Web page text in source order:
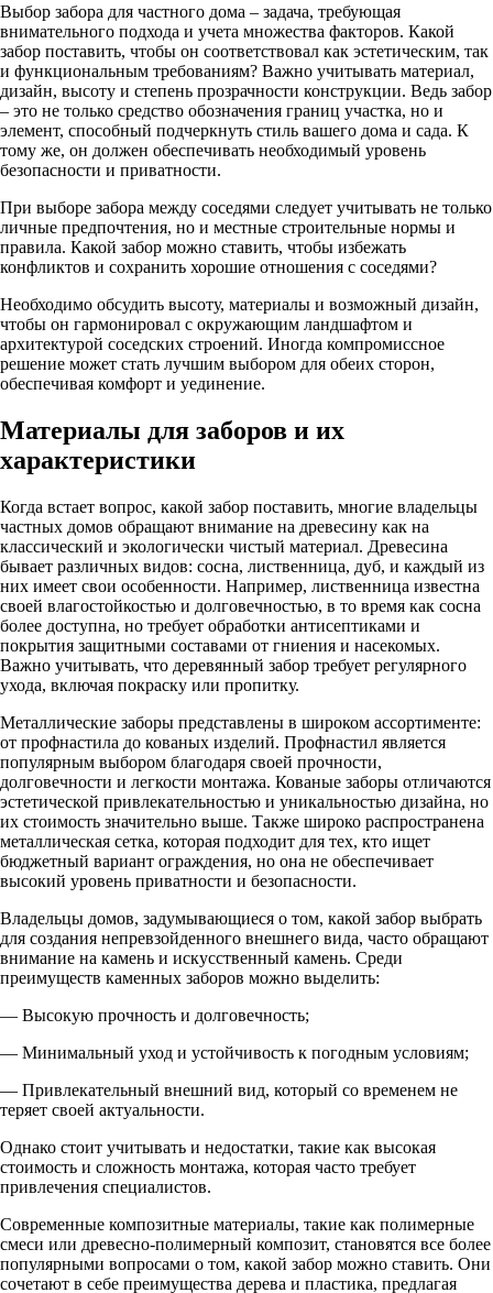
Выбор забора для частного дома – задача, требующая
внимательного подхода и учета множества факторов. Какой
забор поставить, чтобы он соответствовал как эстетическим, так
и функциональным требованиям? Важно учитывать материал,
дизайн, высоту и степень прозрачности конструкции. Ведь забор
– это не только средство обозначения границ участка, но и
элемент, способный подчеркнуть стиль вашего дома и сада. К
тому же, он должен обеспечивать необходимый уровень
безопасности и приватности.
При выборе забора между соседями следует учитывать не только
личные предпочтения, но и местные строительные нормы и
правила. Какой забор можно ставить, чтобы избежать
конфликтов и сохранить хорошие отношения с соседями?
Необходимо обсудить высоту, материалы и возможный дизайн,
чтобы он гармонировал с окружающим ландшафтом и
архитектурой соседских строений. Иногда компромиссное
решение может стать лучшим выбором для обеих сторон,
обеспечивая комфорт и уединение.
Материалы для заборов и их
характеристики
Когда встает вопрос, какой забор поставить, многие владельцы
частных домов обращают внимание на древесину как на
классический и экологически чистый материал. Древесина
бывает различных видов: сосна, лиственница, дуб, и каждый из
них имеет свои особенности. Например, лиственница известна
своей влагостойкостью и долговечностью, в то время как сосна
более доступна, но требует обработки антисептиками и
покрытия защитными составами от гниения и насекомых.
Важно учитывать, что деревянный забор требует регулярного
ухода, включая покраску или пропитку.
Металлические заборы представлены в широком ассортименте:
от профнастила до кованых изделий. Профнастил является
популярным выбором благодаря своей прочности,
долговечности и легкости монтажа. Кованые заборы отличаются
эстетической привлекательностью и уникальностью дизайна, но
их стоимость значительно выше. Также широко распространена
металлическая сетка, которая подходит для тех, кто ищет
бюджетный вариант ограждения, но она не обеспечивает
высокий уровень приватности и безопасности.
Владельцы домов, задумывающиеся о том, какой забор выбрать
для создания непревзойденного внешнего вида, часто обращают
внимание на камень и искусственный камень. Среди
преимуществ каменных заборов можно выделить:
— Высокую прочность и долговечность;
— Минимальный уход и устойчивость к погодным условиям;
— Привлекательный внешний вид, который со временем не
теряет своей актуальности.
Однако стоит учитывать и недостатки, такие как высокая
стоимость и сложность монтажа, которая часто требует
привлечения специалистов.
Современные композитные материалы, такие как полимерные
смеси или древесно-полимерный композит, становятся все более
популярными вопросами о том, какой забор можно ставить. Они
сочетают в себе преимущества дерева и пластика, предлагая